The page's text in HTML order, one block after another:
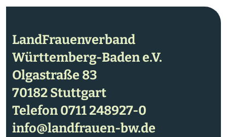
LandFrauenverband
Württemberg-Baden e.V.
Olgastraße 83
70182 Stuttgart
Telefon0711 248927-0
info@landfrauen-bw.de